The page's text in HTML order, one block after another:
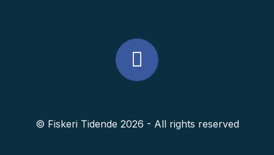
© Fiskeri Tidende 2026 - All rights reserved